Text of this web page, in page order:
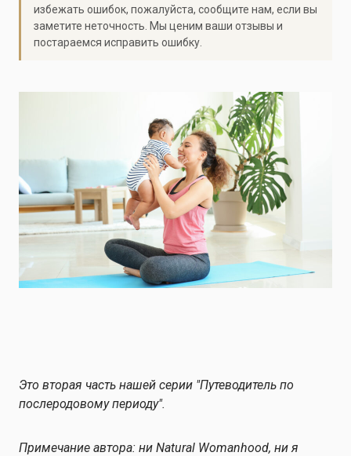
избежать ошибок, пожалуйста, сообщите нам, если вы
заметите неточность. Мы ценим ваши отзывы и
постараемся исправить ошибку.
Это вторая часть нашей серии "Путеводитель по
послеродовому периоду".
Примечание автора: ни Natural Womanhood, ни я